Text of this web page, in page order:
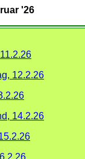
'26
12.2.26
14.2.26